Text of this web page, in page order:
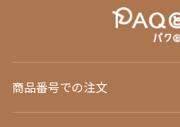
商品番号での注文